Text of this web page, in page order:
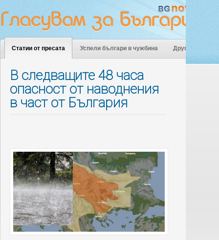
Статии от пресата Успели българи в чужбина Други
В следващите 48 часа
опасност от наводнения
в част от България